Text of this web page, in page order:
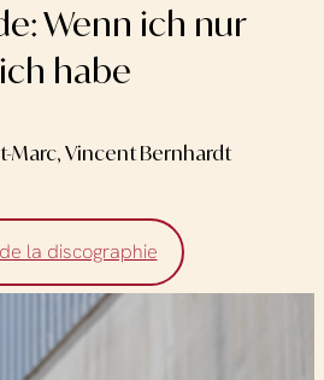
Wenn ich nur
habe
Marc, Vincent Bernhardt
la discographie